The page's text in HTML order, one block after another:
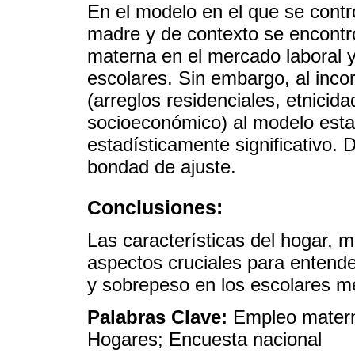
En el modelo en el que se
madre y de contexto se
materna en el mercado laboral
escolares. Sin embargo, al
(arreglos residenciales,
socioeconómico) al modelo
estadísticamente significativo.
bondad de ajuste.
Conclusiones:
Las características del hogar,
aspectos cruciales para
y sobrepeso en los escolares
Palabras Clave: Empleo
Hogares; Encuesta nacional